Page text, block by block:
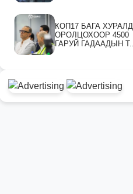
КОП17 БАГА ХУРАЛД
ОРОЛЦОХООР 4500
ГАРУЙ ГАДААДЫН Т...